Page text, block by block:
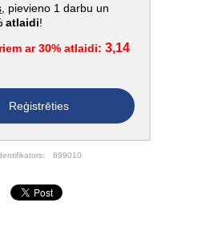
, pievieno 1 darbu un
atlaidi!
ar 30% atlaidi: 3,14
Reģistrēties
899010